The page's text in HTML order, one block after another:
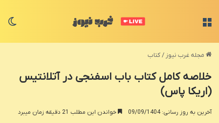
مجله غرب نیوز /کتاب
خلاصه کامل کتاب باب اسفنجی در آتلانتیس
(اریکا پاس)
آخرین به روز رسانی: 09/09/1404 خواندن این مطلب 21 دقیقه زمان میبرد